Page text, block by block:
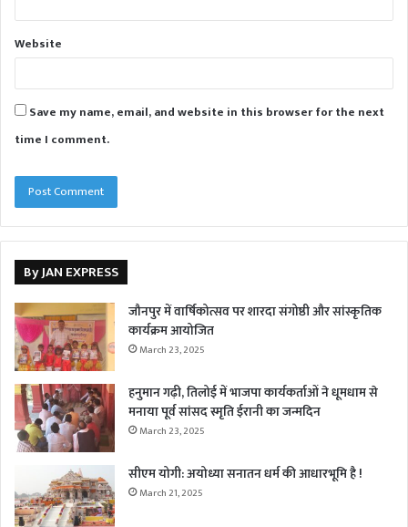
Website
Save my name, email, and website in this browser for the next
time I comment.
By JAN EXPRESS
जौनपुर में वार्षिकोत्सव पर शारदा संगोष्ठी और सांस्कृतिक
कार्यक्रम आयोजित
March 23, 2025
हनुमान गढ़ी, तिलोई में भाजपा कार्यकर्ताओं ने धूमधाम से
मनाया पूर्व सांसद स्मृति ईरानी का जन्मदिन
March 23, 2025
सीएम योगी: अयोध्या सनातन धर्म की आधारभूमि है !
March 21, 2025